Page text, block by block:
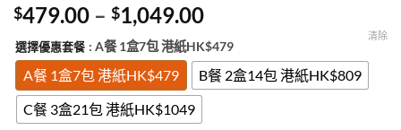
$479.00 – $1,049.00Price
range:
$479.00
through
選擇優惠套餐 : A餐 1盒7包 港紙HK$479
A餐 1盒7包 港紙HK$479
B餐 2盒14包 港紙HK$809
C餐 3盒21包 港紙HK$1049
清除